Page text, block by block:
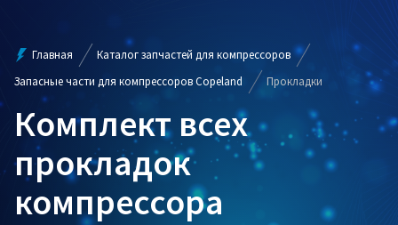
Главная
Каталог запчастей для компрессоров
Запасные части для компрессоров Copeland
Прокладки
Комплект всех
прокладок
компрессора